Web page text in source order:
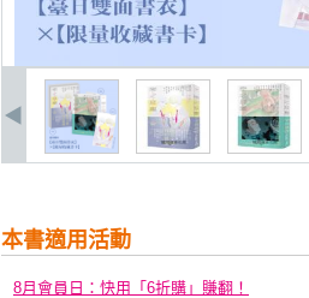
本書適用活動
8月會員日：快用「6折購」賺翻！